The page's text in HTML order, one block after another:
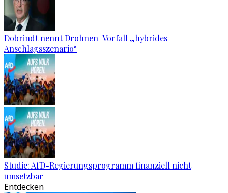
Dobrindt nennt Drohnen-Vorfall „hybrides
Anschlagsszenario“
Studie: AfD-Regierungsprogramm finanziell nicht
umsetzbar
Entdecken